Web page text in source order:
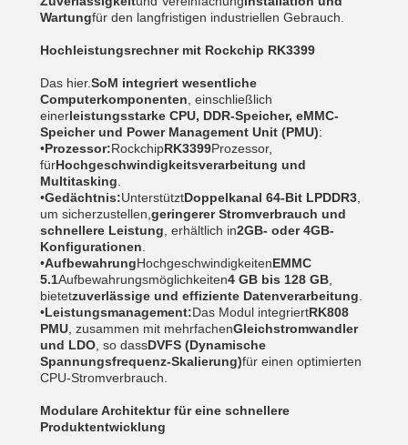
Wartungfür den langfristigen industriellen Gebrauch.
Hochleistungsrechner mit Rockchip RK3399
Das hier.SoM integriert wesentliche
Computerkomponenten , einschließlich
einerleistungsstarke CPU, DDR-Speicher, eMMC-
Speicher und Power Management Unit (PMU):
•Prozessor:RockchipRK3399Prozessor,
fürHochgeschwindigkeitsverarbeitung und
Multitasking
•Gedächtnis:UnterstütztDoppelkanal 64-Bit LPDDR3
um sicherzustellen, geringerer Stromverbrauch und
schnellere Leistung , erhältlich in2GB- oder 4GB-
Konfigurationen
•AufbewahrungHochgeschwindigkeitenEMMC
5.1Aufbewahrungsmöglichkeiten4 GB bis 128 GB
bietetzuverlässige und effiziente Datenverarbeitung
•Leistungsmanagement:Das Modul integriertRK808
PMU , zusammen mit mehrfachenGleichstromwandler
und LDO , so dassDVFS (Dynamische
Spannungsfrequenz-Skalierung)für einen optimierten
CPU-Stromverbrauch.
Modulare Architektur für eine schnellere
Produktentwicklung